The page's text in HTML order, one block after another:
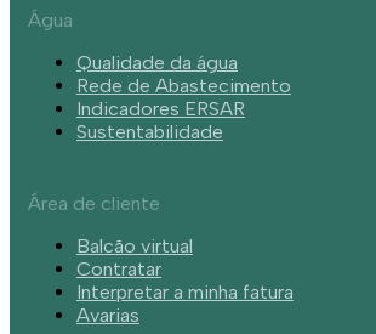
Água
Qualidade da água
Rede de Abastecimento
Indicadores ERSAR
Sustentabilidade
Área de cliente
Balcão virtual
Contratar
Interpretar a minha fatura
Avarias